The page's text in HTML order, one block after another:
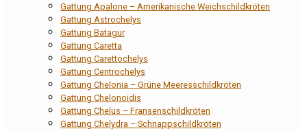
Gattung Apalone – Amerikanische Weichschildkröten
Gattung Astrochelys
Gattung Batagur
Gattung Caretta
Gattung Carettochelys
Gattung Centrochelys
Gattung Chelonia – Grüne Meeresschildkröten
Gattung Chelonoidis
Gattung Chelus – Fransenschildkröten
Gattung Chelydra – Schnappschildkröten